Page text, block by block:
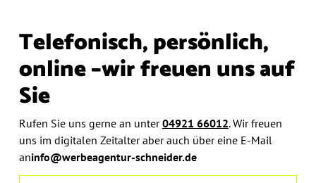
Telefonisch, persönlich,
online –wir freuen uns auf
Sie
Rufen Sie uns gerne an unter04921 66012.Wir freuen
uns im digitalen Zeitalter aber auch über eine E-Mail
aninfo@werbeagentur-schneider.de